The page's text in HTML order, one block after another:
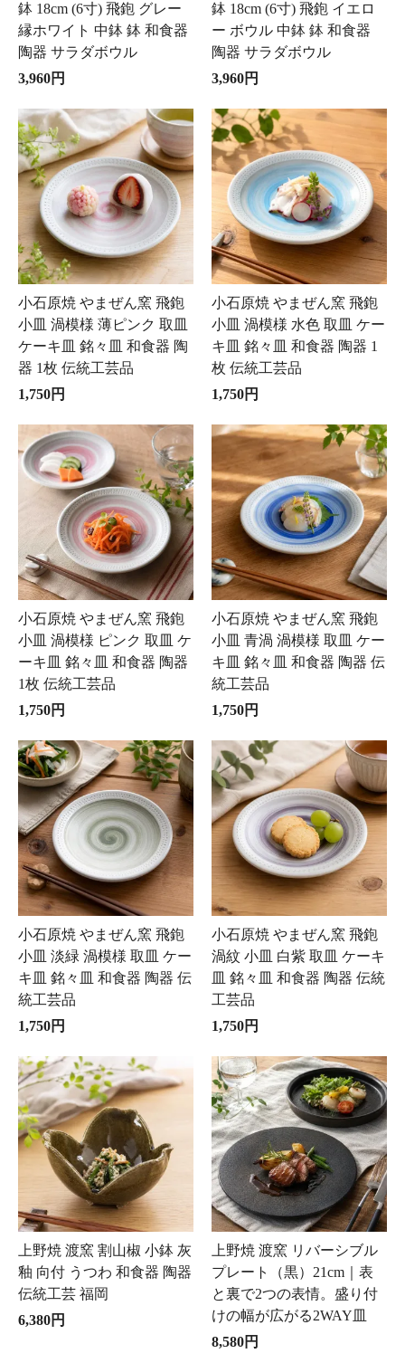
鉢 18cm (6寸) 飛鉋 グレー
縁ホワイト 中鉢 鉢 和食器
陶器 サラダボウル
3,960円
鉢 18cm (6寸) 飛鉋 イエロ
ー ボウル 中鉢 鉢 和食器
陶器 サラダボウル
3,960円
小石原焼 やまぜん窯 飛鉋
小皿 渦模様 薄ピンク 取皿
ケーキ皿 銘々皿 和食器 陶
器 1枚 伝統工芸品
1,750円
小石原焼 やまぜん窯 飛鉋
小皿 渦模様 水色 取皿 ケー
キ皿 銘々皿 和食器 陶器 1
枚 伝統工芸品
1,750円
小石原焼 やまぜん窯 飛鉋
小皿 渦模様 ピンク 取皿 ケ
ーキ皿 銘々皿 和食器 陶器
1枚 伝統工芸品
1,750円
小石原焼 やまぜん窯 飛鉋
小皿 青渦 渦模様 取皿 ケー
キ皿 銘々皿 和食器 陶器 伝
統工芸品
1,750円
小石原焼 やまぜん窯 飛鉋
小皿 淡緑 渦模様 取皿 ケー
キ皿 銘々皿 和食器 陶器 伝
統工芸品
1,750円
小石原焼 やまぜん窯 飛鉋
渦紋 小皿 白紫 取皿 ケーキ
皿 銘々皿 和食器 陶器 伝統
工芸品
1,750円
上野焼 渡窯 割山椒 小鉢 灰
釉 向付 うつわ 和食器 陶器
伝統工芸 福岡
6,380円
上野焼 渡窯 リバーシブル
プレート（黒）21cm｜表
と裏で2つの表情。盛り付
けの幅が広がる2WAY皿
8,580円